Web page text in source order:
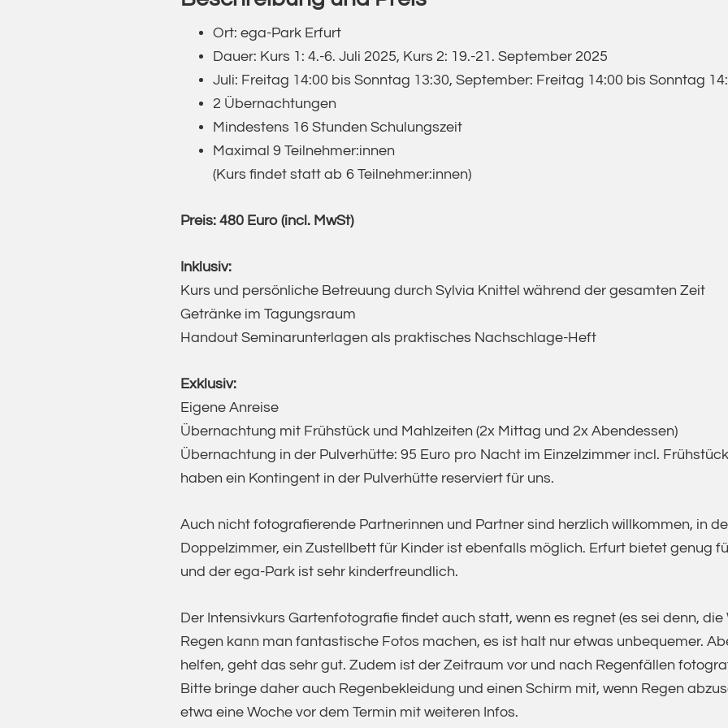
Ort: ega-Park Erfurt
Dauer: Kurs 1: 4.-6. Juli 2025, Kurs 2: 19.-21. September 2025
Juli: Freitag 14:00 bis Sonntag 13:30, September: Freitag 14:00 bis Sonntag
2 Übernachtungen
Mindestens 16 Stunden Schulungszeit
Maximal 9 Teilnehmer:innen
(Kurs findet statt ab 6 Teilnehmer:innen)
Preis: 480 Euro (incl. MwSt)
Inklusiv:
Kurs und persönliche Betreuung durch Sylvia Knittel während der gesamten Zeit
Getränke im Tagungsraum
Handout Seminarunterlagen als praktisches Nachschlage-Heft
Exklusiv:
Eigene Anreise
Übernachtung mit Frühstück und Mahlzeiten (2x Mittag und 2x Abendessen)
Übernachtung in der Pulverhütte: 95 Euro pro Nacht im Einzelzimmer incl.
haben ein Kontingent in der Pulverhütte reserviert für uns.
Auch nicht fotografierende Partnerinnen und Partner sind herzlich willkommen, in
Doppelzimmer, ein Zustellbett für Kinder ist ebenfalls möglich. Erfurt bietet genug
und der ega-Park ist sehr kinderfreundlich.
Der Intensivkurs Gartenfotografie findet auch statt, wenn es regnet (es sei denn,
Regen kann man fantastische Fotos machen, es ist halt nur etwas unbequemer.
helfen, geht das sehr gut. Zudem ist der Zeitraum vor und nach Regenfällen
Bitte bringe daher auch Regenbekleidung und einen Schirm mit, wenn Regen
etwa eine Woche vor dem Termin mit weiteren Infos.